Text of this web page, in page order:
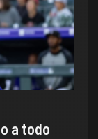
a todo